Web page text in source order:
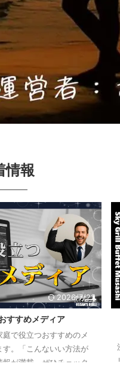
情報
2026/7/22
すめメディア
役立つおすすめのメ
「こんないい方法が
満載。ぜひチェック